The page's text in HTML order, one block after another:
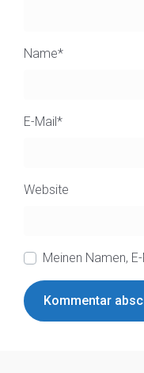
Name*
E-Mail*
Website
Meinen Namen,